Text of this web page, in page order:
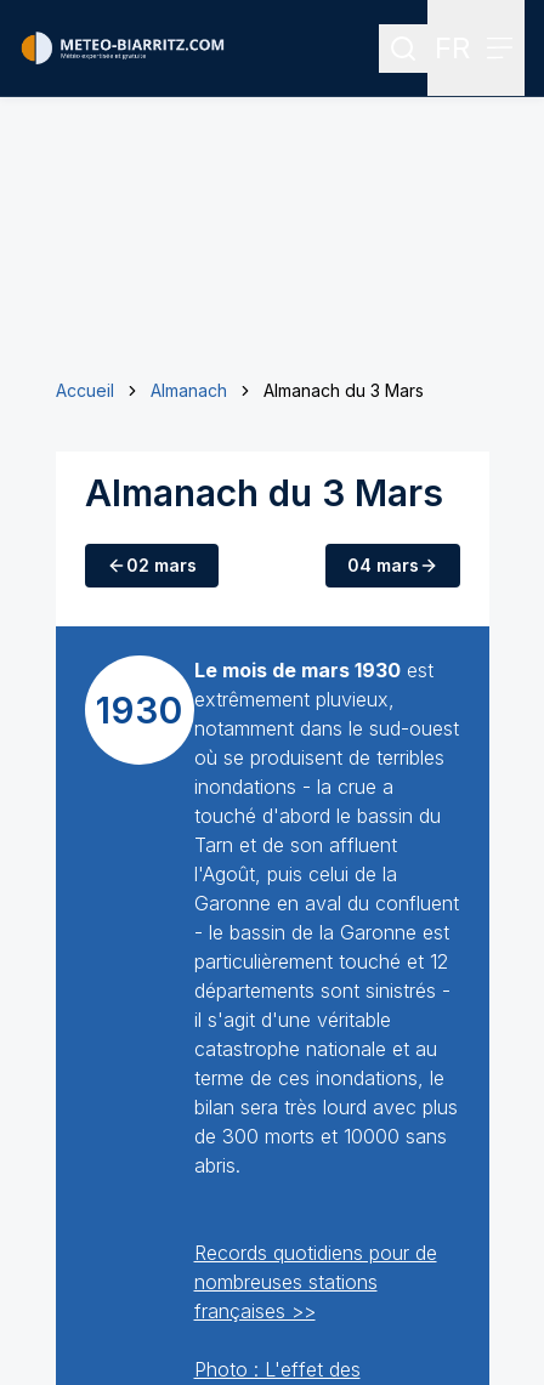
Rechercher
Accueil Almanach Almanach du 3 Mars
Almanach du 3 Mars
02 mars 04 mars
1930
Le mois de mars 1930est
extrêmement pluvieux,
notamment dans le sud-ouest
où se produisent de terribles
inondations - la crue a
touché d'abord le bassin du
Tarn et de son affluent
l'Agoût, puis celui de la
Garonne en aval du confluent
- le bassin de la Garonne est
particulièrement touché et 12
départements sont sinistrés -
il s'agit d'une véritable
catastrophe nationale et au
terme de ces inondations, le
bilan sera très lourd avec plus
de 300 morts et 10000 sans
abris.
Records quotidiens pour de
nombreuses stations
françaises >>
Photo : L'effet des